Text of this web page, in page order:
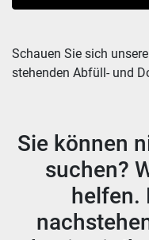
Schauen Sie sich
stehenden Abfüll- und
Sie können
suchen?
helfen.